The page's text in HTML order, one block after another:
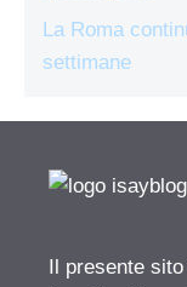
La Roma
settimane
Il presente